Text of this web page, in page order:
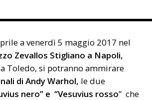
a venerdì 5 maggio 2017 nel
Zevallos Stigliano a Napoli,
Toledo, si potranno ammirare
di Andy Warhol, le due
nero” e “Vesuvius rosso” che